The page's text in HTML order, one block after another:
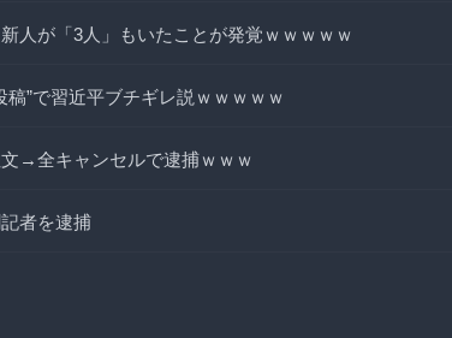
人が「3人」もいたことが発覚ｗｗｗｗｗ
稿”で習近平ブチギレ説ｗｗｗｗｗ
→全キャンセルで逮捕ｗｗｗ
者を逮捕